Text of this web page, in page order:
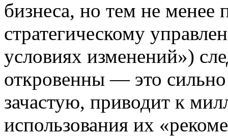
бизнеса, но тем не
стратегическому
условиях изменений»)
откровенны — это
зачастую, приводит к
использования их